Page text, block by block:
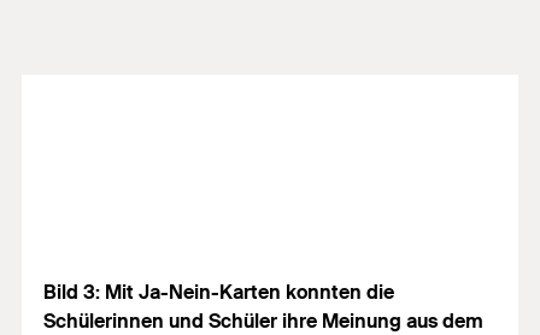
Bild 3: Mit Ja-Nein-Karten konnten die
Schülerinnen und Schüler ihre Meinung aus dem